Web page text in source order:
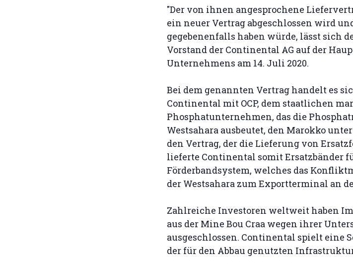
"Der von ihnen angesprochene
ein neuer Vertrag abgeschlossen wird
gegebenenfalls haben würde, lässt sich
Vorstand der Continental AG auf der
Unternehmens am 14. Juli 2020.
Bei dem genannten Vertrag handelt es
Continental mit OCP, dem staatlichen
Phosphatunternehmen, das die
Westsahara ausbeutet, den Marokko
den Vertrag, der die Lieferung von
lieferte Continental somit Ersatzbänder
Förderbandsystem, welches das
der Westsahara zum Exportterminal an
Zahlreiche Investoren weltweit haben
aus der Mine Bou Craa wegen ihrer
ausgeschlossen. Continental spielt eine
der für den Abbau genutzten